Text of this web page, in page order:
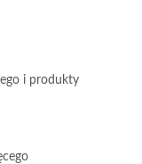
i produkty